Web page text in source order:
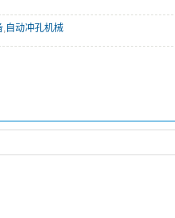
,自动冲孔机械